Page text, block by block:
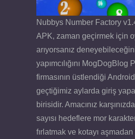
Nubbys Number Factory
APK, zaman geçirmek için
arıyorsanız
yapımcılığını MogDogBlog
firmasının üstlendiği
geçtiğimiz aylarda giriş
birisidir. Amacınız
sayısı hedeflere mor
fırlatmak ve kotayı